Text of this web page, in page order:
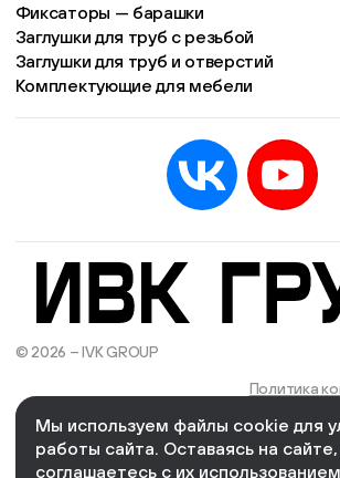
Фиксаторы — барашки
Заглушки для труб с резьбой
Заглушки для труб и отверстий
Комплектующие для мебели
© 2026 – IVK GROUP
Политика
Cоздано и поддерживается в компании
Мы используем файлы cookie для
работы сайта. Оставаясь на
соглашаетесь с их
Есть учётная запись?